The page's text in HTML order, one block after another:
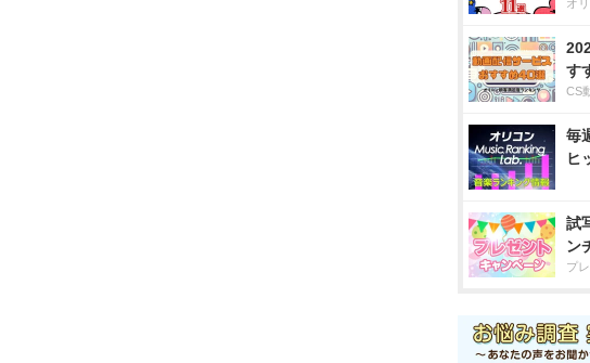
オ
す
CS
毎
ヒ
試
ン
プ